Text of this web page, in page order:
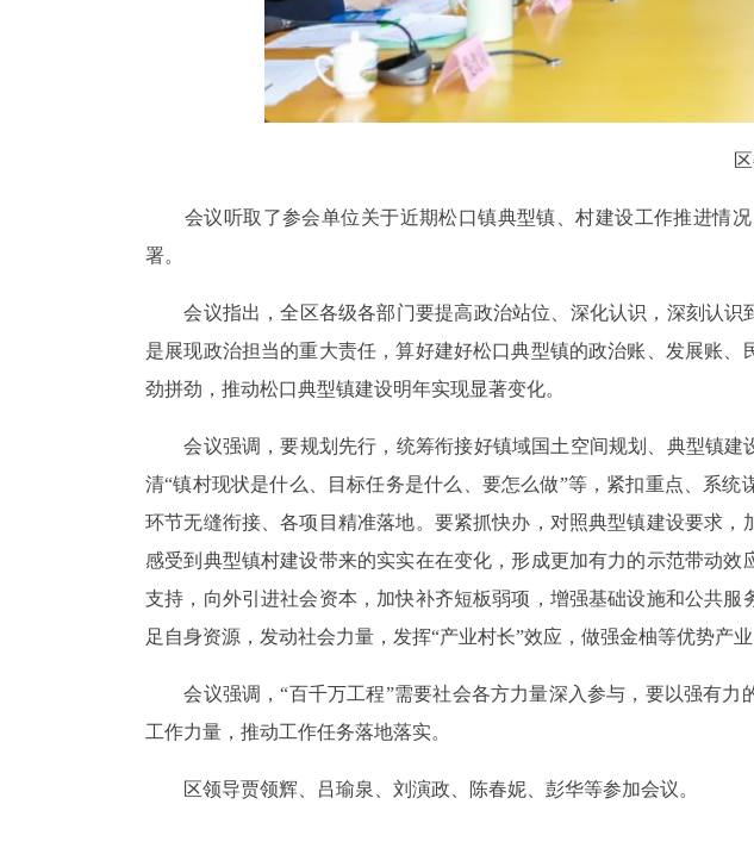
会议听取了参会单位关于近期松口镇典型镇、村建设工作推进情况
署。
会议指出，全区各级各部门要提高政治站位、深化认识，深刻认识
是展现政治担当的重大责任，算好建好松口典型镇的政治账、发展账
劲拼劲，推动松口典型镇建设明年实现显著变化。
会议强调，要规划先行，统筹衔接好镇域国土空间规划、典型镇建
清“镇村现状是什么、目标任务是什么、要怎么做”等，紧扣重点、系
环节无缝衔接、各项目精准落地。要紧抓快办，对照典型镇建设要求
感受到典型镇村建设带来的实实在在变化，形成更加有力的示范带动
支持，向外引进社会资本，加快补齐短板弱项，增强基础设施和公共
足自身资源，发动社会力量，发挥“产业村长”效应，做强金柚等优势产
会议强调，“百千万工程”需要社会各方力量深入参与，要以强有力
工作力量，推动工作任务落地落实。
区领导贾领辉、吕瑜泉、刘演政、陈春妮、彭华等参加会议。